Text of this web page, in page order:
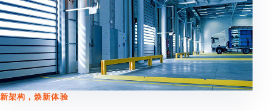
新架构，焕新体验